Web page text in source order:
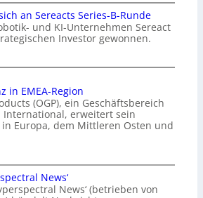
an Sereacts Series-B-Runde
und KI-Unternehmen Sereact
Investor gewonnen.
in EMEA-Region
(OGP), ein Geschäftsbereich
International, erweitert sein
Europa, dem Mittleren Osten und
News‘
News‘ (betrieben von